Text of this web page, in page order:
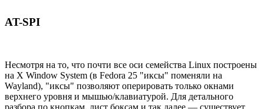
AT-SPI
Несмотря на то, что почти все оси семейства Linux построены
на X Window System (в Fedora 25 "иксы" поменяли на
Wayland), "иксы" позволяют оперировать только окнами
верхнего уровня и мышью/клавиатурой. Для детального
разбора по кнопкам, лист боксам и так далее — существует